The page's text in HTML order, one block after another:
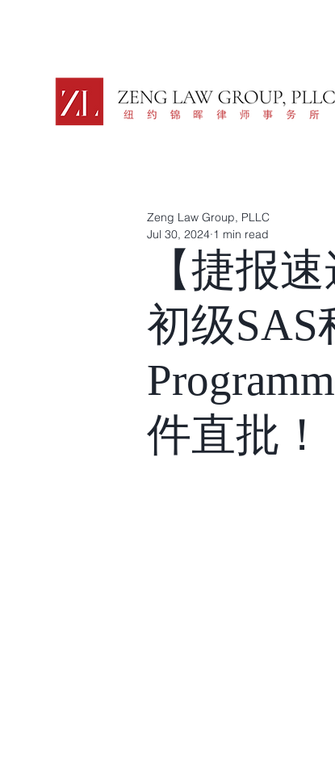
【捷报
初级SAS
件直批！
Zeng Law Group, PLLC
Jul 30, 2024 1 min read